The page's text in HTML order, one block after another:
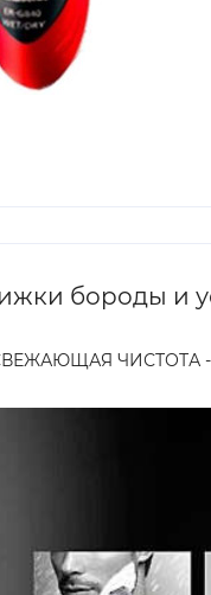
бороды и
ЧИСТОТА